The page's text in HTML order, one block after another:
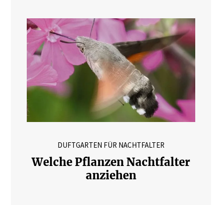
DUFTGARTEN FÜR NACHTFALTER
Welche Pflanzen Nachtfalter
anziehen